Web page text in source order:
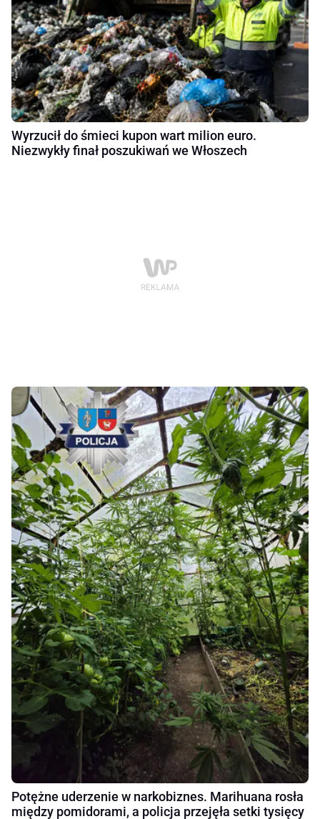
Wyrzucił do śmieci kupon wart milion euro.
Niezwykły finał poszukiwań we Włoszech
Potężne uderzenie w narkobiznes. Marihuana rosła
między pomidorami, a policja przejęła setki tysięcy